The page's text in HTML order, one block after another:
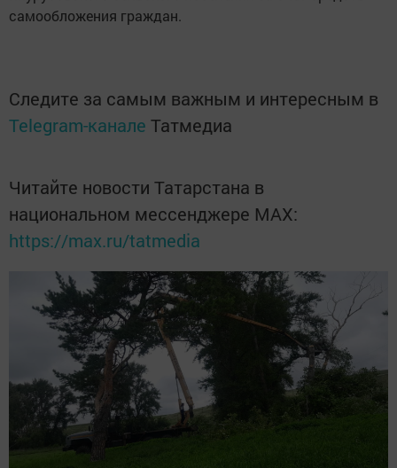
самообложения граждан.
Следите за самым важным и интересным в
Telegram-канале Татмедиа
Читайте новости Татарстана в
национальном мессенджере MАХ:
https://max.ru/tatmedia